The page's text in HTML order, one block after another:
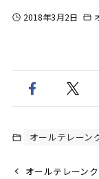
2018年3月2日
オールテレーン
オールテレーン